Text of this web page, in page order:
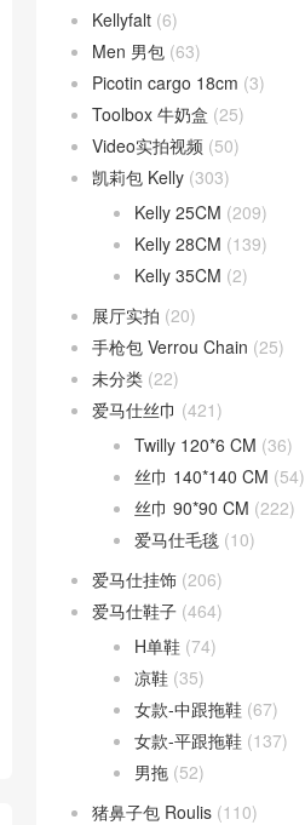
Kellyfalt (6)
Men 男包 (63)
Picotin cargo 18cm (3)
Toolbox 牛奶盒 (25)
Video实拍视频 (50)
凯莉包 Kelly (303)
Kelly 25CM (209)
Kelly 28CM (139)
Kelly 35CM (2)
展厅实拍 (20)
手枪包 Verrou Chain (25)
未分类 (22)
爱马仕丝巾 (421)
Twilly 120*6 CM (36)
丝巾 140*140 CM (54)
丝巾 90*90 CM (222)
爱马仕毛毯 (10)
爱马仕挂饰 (206)
爱马仕鞋子 (464)
H单鞋 (74)
凉鞋 (35)
女款-中跟拖鞋 (67)
女款-平跟拖鞋 (137)
男拖 (52)
猪鼻子包 Roulis (110)